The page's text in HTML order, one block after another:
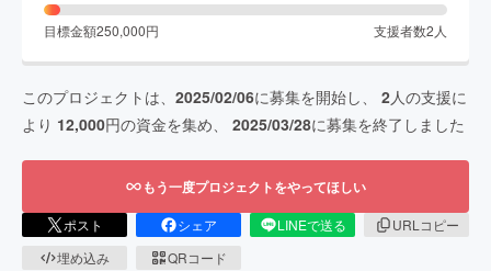
目標金額250,000円 支援者数2 人
このプロジェクトは、 2025/02/06に募集を開始し、 2人の支援に
より 12,000円の資金を集め、 2025/03/28に募集を終了しました
もう一度プロジェクトをやってほしい
ポスト シェア LINEで送る
URLコピー
埋め込み
QRコード